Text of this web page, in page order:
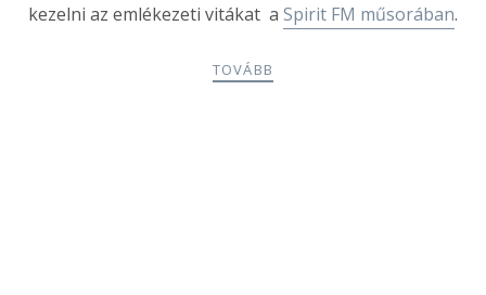
kezelni az emlékezeti vitákat a Spirit FM műsorában.
TOVÁBB